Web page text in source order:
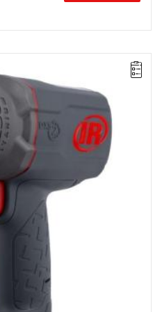
1/2" (wymienne)
Nm
4"